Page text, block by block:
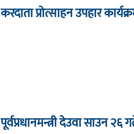
करदाता प्रोत्साहन उपहार
पूर्वप्रधानमन्त्री देउवा साउन